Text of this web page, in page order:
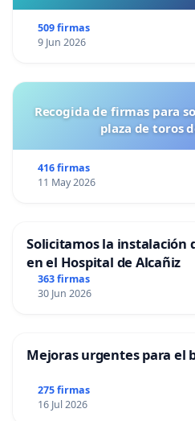
509 firmas
9 Jun 2026
Recogida de firmas para
plaza de toros
416 firmas
11 May 2026
Solicitamos la instalación
en el Hospital de Alcañiz
363 firmas
30 Jun 2026
Mejoras urgentes para el
275 firmas
16 Jul 2026